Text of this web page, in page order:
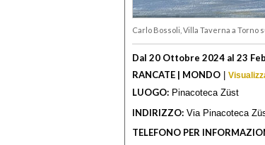
Carlo Bossoli, Villa Taverna a Torno
Dal 20 Ottobre 2024 al 23
RANCATE | MONDO |
LUOGO: Pinacoteca Züst
INDIRIZZO: Via Pinacoteca
TELEFONO PER